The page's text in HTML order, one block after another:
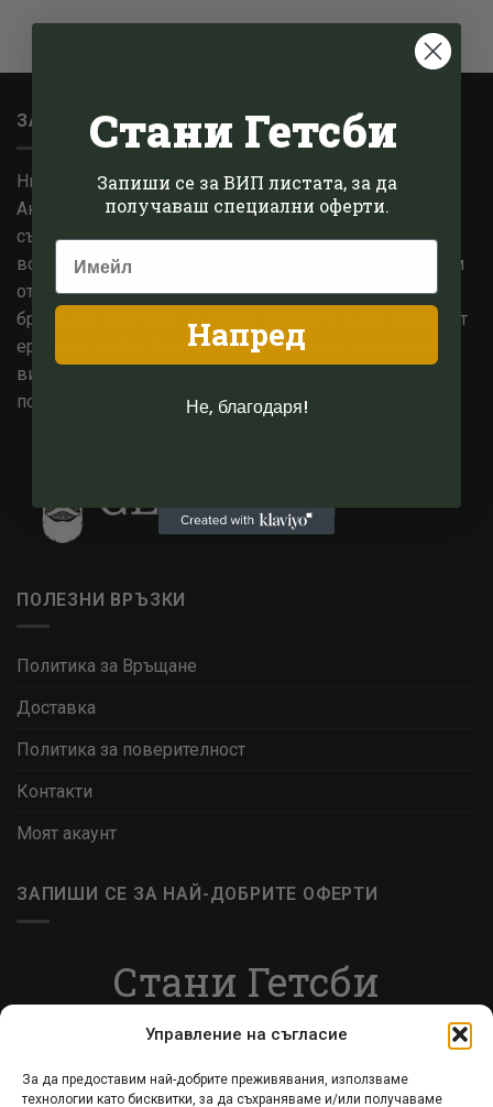
Управление на съгласие
За да предоставим най-добрите преживявания, използваме
технологии като бисквитки, за да съхраняваме и/или получаваме
ЗА НАС
Ние сме малък семеен бизнес, базиран в Котсуолдс,
Англия. След години опит в модната сфера,
съсредоточихме знанията си в епохата на 1920-те и
всичко, с което тя промени световната мода. Работим
от години с едни от най високо оценените английски
брандове за мъжко и дамско облекло, вдъхновени от
ерата на Гетсби. В основата на всичките ни усилия,
винаги е била една единствена цел, а именно да
потопим и Вас в блясъка на 20те.
ПОЛЕЗНИ ВРЪЗКИ
Политика за Връщане
Доставка
Политика за поверителност
Контакти
Моят акаунт
ЗАПИШИ СЕ ЗА НАЙ-ДОБРИТЕ ОФЕРТИ
Стани Гетсби
Запиши се за ВИП листата, за да получаваш
Стани Гетсби
Запиши се за ВИП листата, за да
получаваш специални оферти.
Напред
Не, благодаря!